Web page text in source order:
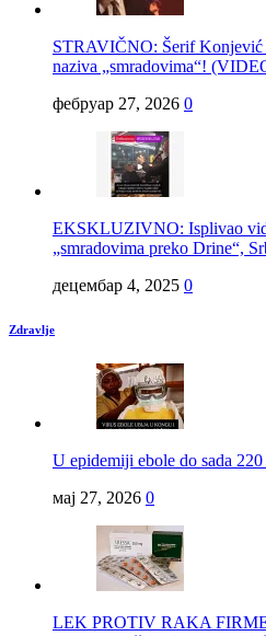
STRAVIČNO: Šerif Konjević
naziva „smradovima“!
фебруар 27, 2026 0
EKSKLUZIVNO: Isplivao
„smradovima preko Drine“,
децембар 4, 2025 0
Zdravlje
U epidemiji ebole do sada
мај 27, 2026 0
LEK PROTIV RAKA